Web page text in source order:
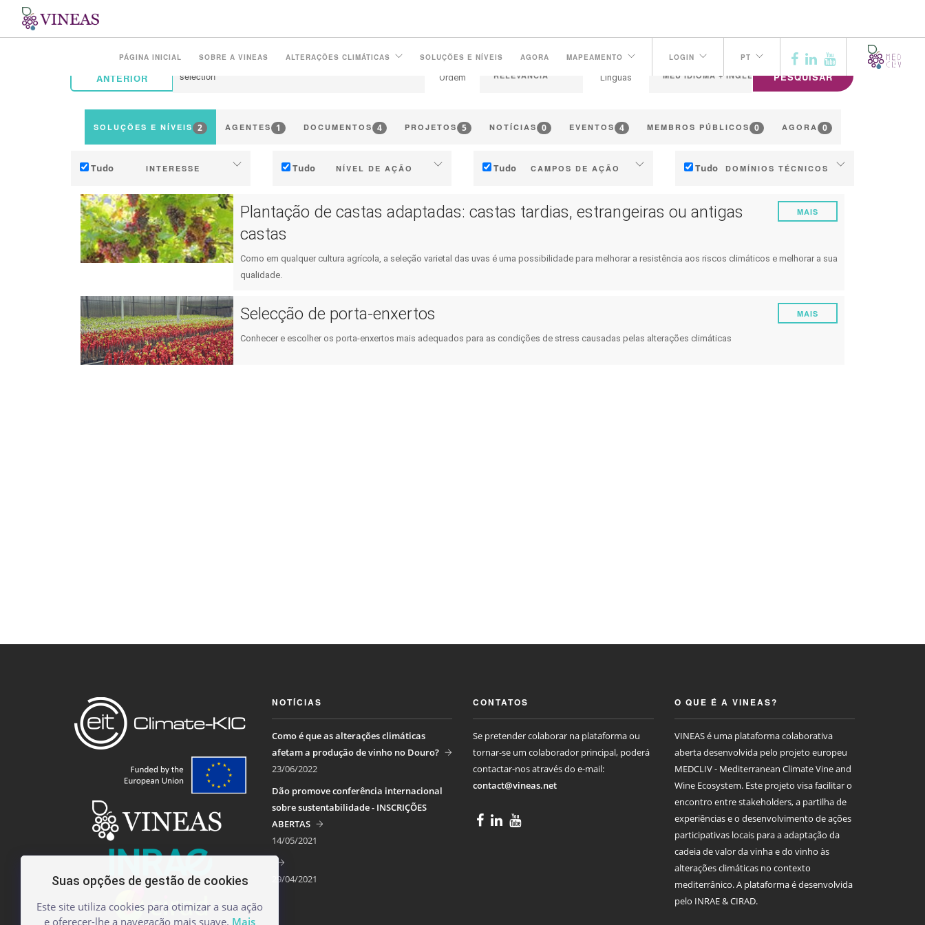
PÁGINA INICIAL SOBRE A VINEAS ALTERAÇÕES CLIMÁTICAS SOLUÇÕES E NÍVEIS AGORA MAPEAMENTO LOGIN PT
ANTERIOR Ordem Línguas PESQUISAR
SOLUÇÕES E NÍVEIS 2 AGENTES 1 DOCUMENTOS 4 PROJETOS 5 NOTÍCIAS 0 EVENTOS 4 MEMBROS PÚBLICOS 0 AGORA 0
Tudo INTERESSE
Adaptação (às mudanças climáticas)
Mitigação (das emissões de GEE)
Ecologia (biodiversidade,
ecossistemas, ...)
Tudo NÍVEL DE AÇÃO
Indústria (empresas, cooperativas, …)
Consumidor
Tudo CAMPOS DE AÇÃO
Gestão e Marketing
Política Pública
Tudo DOMÍNIOS TÉCNICOS
Gestão da água
Plantação de castas adaptadas: castas tardias, estrangeiras ou antigas
castas
Como em qualquer cultura agrícola, a seleção varietal das uvas é uma possibilidade para melhorar a resistência aos riscos climáticos e melhorar a sua
qualidade.
MAIS
Selecção de porta-enxertos
Conhecer e escolher os porta-enxertos mais adequados para as condições de stress causadas pelas alterações climáticas
MAIS
NOTÍCIAS
Como é que as alterações climáticas
afetam a produção de vinho no Douro?
23/06/2022
Dão promove conferência internacional
sobre sustentabilidade - INSCRIÇÕES
ABERTAS
14/05/2021
29/04/2021
CONTATOS
Se pretender colaborar na plataforma ou
tornar-se um colaborador principal, poderá
contactar-nos através do e-mail:
contact@vineas.net
O QUE É A VINEAS?
VINEAS é uma plataforma colaborativa
aberta desenvolvida pelo projeto europeu
MEDCLIV - Mediterranean Climate Vine and
Wine Ecosystem. Este projeto visa facilitar o
encontro entre stakeholders, a partilha de
experiências e o desenvolvimento de ações
participativas locais para a adaptação da
cadeia de valor da vinha e do vinho às
alterações climáticas no contexto
mediterrânico. A plataforma é desenvolvida
pelo INRAE & CIRAD.
Suas opções de gestão de cookies
Este site utiliza cookies para otimizar a sua ação
e oferecer-lhe a navegação mais suave. Mais